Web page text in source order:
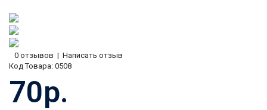
0 отзывов | Написать отзыв
Код Товара: 0508
70р.